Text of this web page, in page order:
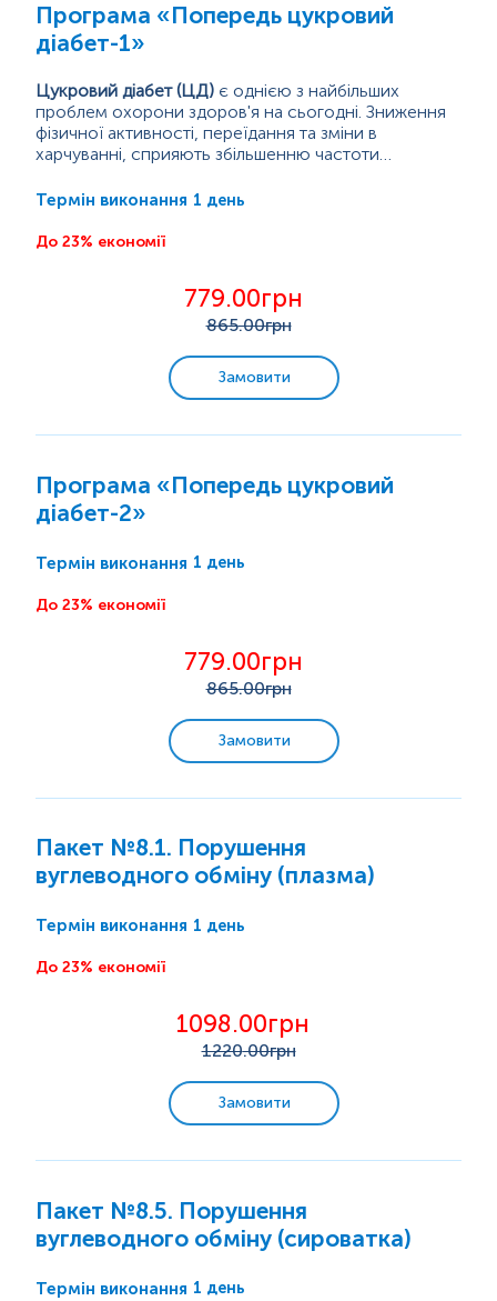
Діагностика функцій щитоподібної залози
Інфекції, що передаються статевим шляхом (ІПСШ)
Захворювання органів дихання
Дієта/вегетаріанці
Аналізи для дітей
Аналізи для жінок
Усі комплекси
Програми з консультацією лікаря
Програма «Попередь цукровий
діабет-1»
Цукровий діабет (ЦД) є однією з найбільших
проблем охорони здоров'я на сьогодні. Зниження
фізичної активності, переїдання та зміни в
харчуванні, сприяють збільшенню частоти
смертей, пов'язаних з ними.
рівня глюкози в крові, що виникає внаслідок
взаємодії з клітинами (інсулінорезистентність).
Термін виконання 1 день
До 23% економії
779.00грн
865.00грн
Замовити
Програма «Попередь цукровий
діабет-2»
Термін виконання 1 день
До 23% економії
779.00грн
865.00грн
Замовити
Пакет №8.1. Порушення
вуглеводного обміну (плазма)
Термін виконання 1 день
До 23% економії
1098.00грн
1220.00грн
Замовити
Пакет №8.5. Порушення
вуглеводного обміну (сироватка)
Термін виконання 1 день